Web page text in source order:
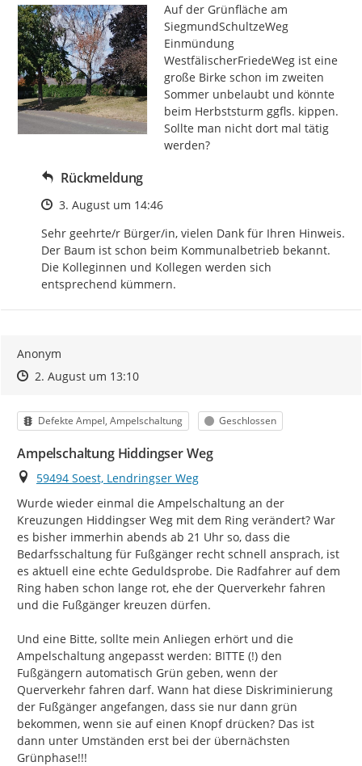
Auf der Grünfläche am
SiegmundSchultzeWeg
Einmündung
WestfälischerFriedeWeg ist eine
große Birke schon im zweiten
Sommer unbelaubt und könnte
beim Herbststurm ggfls. kippen.
Sollte man nicht dort mal tätig
werden?
Rückmeldung
Zeitpunkt des Erstellens
3. August um 14:46
Sehr geehrte/r Bürger/in, vielen Dank für Ihren Hinweis.
Der Baum ist schon beim Kommunalbetrieb bekannt.
Die Kolleginnen und Kollegen werden sich
entsprechend kümmern.
Anonym
Zeitpunkt des Erstellens
Zeitpunkt des Erstellens
2. August um 13:10Zur Äußerung
Kategorie
Defekte Ampel, Ampelschaltung Status
Geschlossen
Ampelschaltung Hiddingser Weg
Ort
59494 Soest, Lendringser Weg
Wurde wieder einmal die Ampelschaltung an der
Kreuzungen Hiddingser Weg mit dem Ring verändert? War
es bisher immerhin abends ab 21 Uhr so, dass die
Bedarfsschaltung für Fußgänger recht schnell ansprach, ist
es aktuell eine echte Geduldsprobe. Die Radfahrer auf dem
Ring haben schon lange rot, ehe der Querverkehr fahren
und die Fußgänger kreuzen dürfen.
Und eine Bitte, sollte mein Anliegen erhört und die
Ampelschaltung angepasst werden: BITTE (!) den
Fußgängern automatisch Grün geben, wenn der
Querverkehr fahren darf. Wann hat diese Diskriminierung
der Fußgänger angefangen, dass sie nur dann grün
bekommen, wenn sie auf einen Knopf drücken? Das ist
dann unter Umständen erst bei der übernächsten
Grünphase!!!